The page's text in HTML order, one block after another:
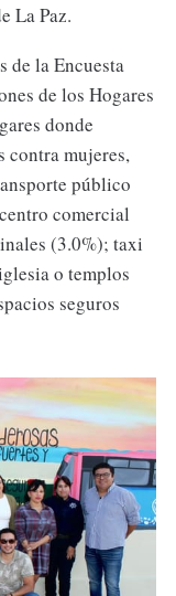
La Paz.
de la Encuesta
de los Hogares
donde
contra mujeres,
público
comercial
(3.0%); taxi
o templos
seguros